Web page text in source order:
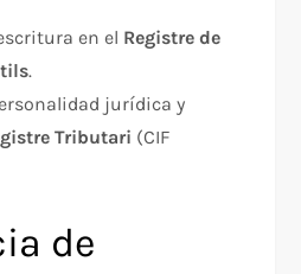
en el Registre de
.
jurídica y
Tributari (CIF
de